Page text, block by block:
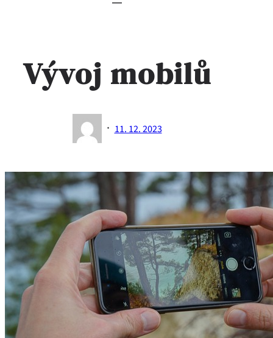
Vývoj mobilů
· 11. 12. 2023